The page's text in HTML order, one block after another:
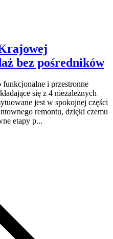
bez pośredników
i przestronne
się z 4 niezależnych
jest w spokojnej części
remontu, dzięki czemu
etapy p...